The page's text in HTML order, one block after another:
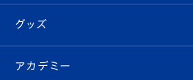
チケット
イベント
スタッフプロフィール
はじめての観戦ガイド
Revive Team
フォトギャラリー
チケット
グッズ
オンラインショップ
アカデミー